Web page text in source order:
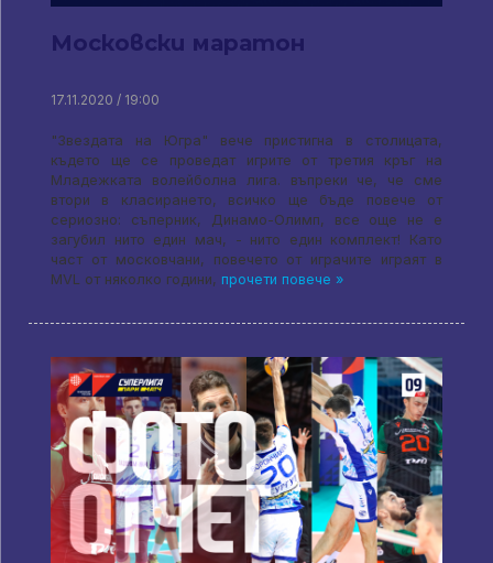
Московски маратон
17.11.2020 / 19:00
"Звездата на Югра" вече пристигна в столицата,
където ще се проведат игрите от третия кръг на
Младежката волейболна лига. въпреки че, че сме
втори в класирането, всичко ще бъде повече от
сериозно: съперник, Динамо-Олимп, все още не е
загубил нито един мач, - нито един комплект! Като
част от московчани, повечето от играчите играят в
MVL от няколко години, прочети повече »